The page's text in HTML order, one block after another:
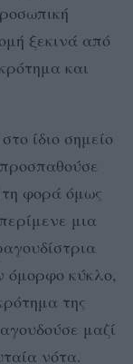
ξεκινά από
και
ίδιο σημείο
προσπαθούσε
τη φορά όμως
μια
όμορφο κύκλο,
της
μαζί
νότα.